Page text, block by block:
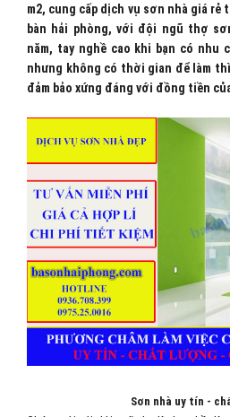
m2, cung cấp dịch vụ sơn nhà giá rẻ
bàn hải phòng, với đội ngũ thợ
năm, tay nghề cao khi bạn có nhu
nhưng không có thời gian để làm
đảm bảo xứng đáng với đồng tiền
Sơn nhà uy tín -